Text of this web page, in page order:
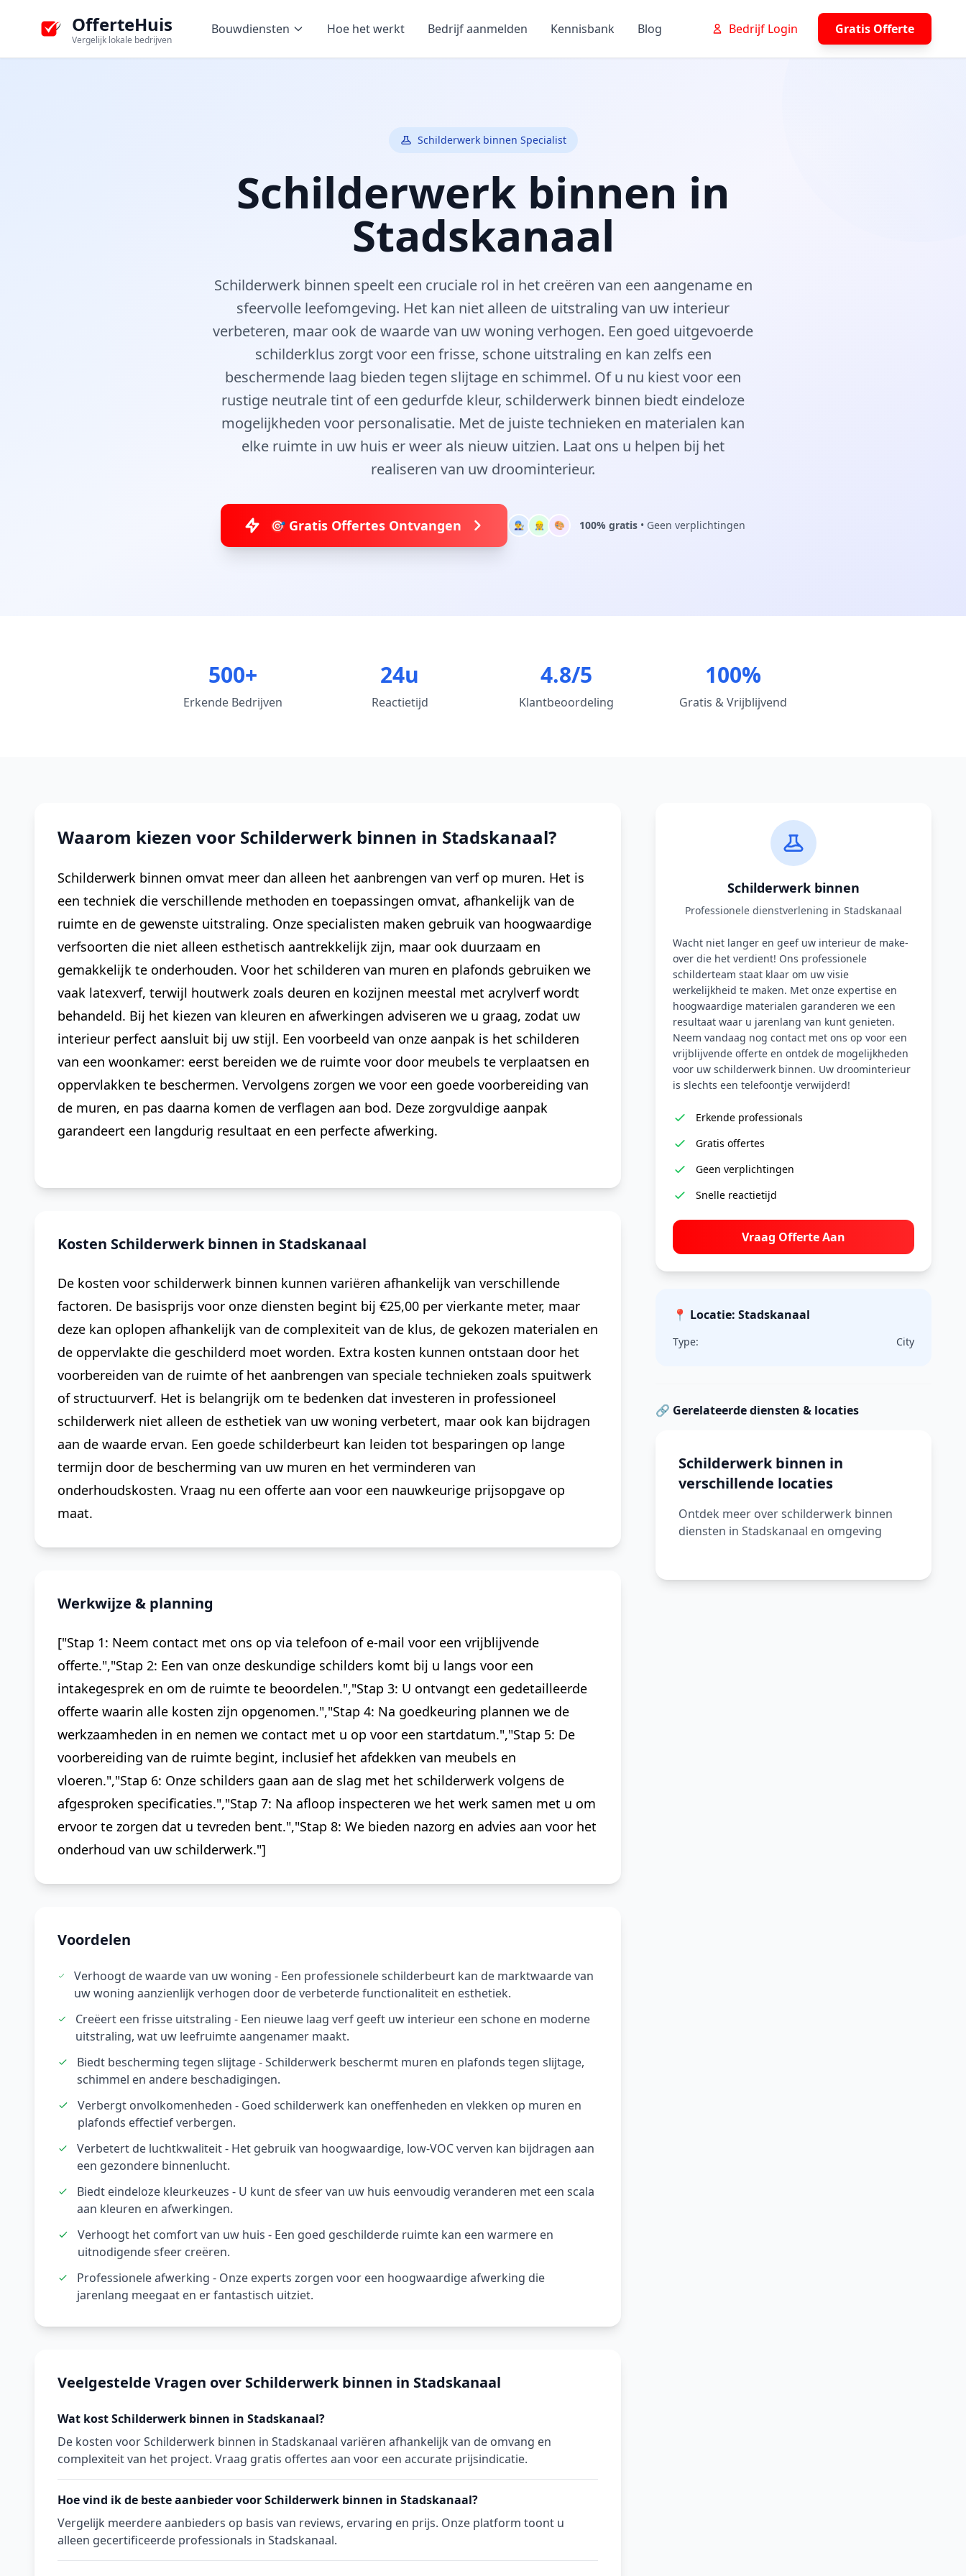
OfferteHuis
Vergelijk lokale bedrijven
Bouwdiensten Hoe het werkt Bedrijf aanmelden Kennisbank Blog Bedrijf Login Gratis Offerte
Schilderwerk binnen Specialist
Schilderwerk binnen in
Stadskanaal
Schilderwerk binnen speelt een cruciale rol in het creëren van een aangename en
sfeervolle leefomgeving. Het kan niet alleen de uitstraling van uw interieur
verbeteren, maar ook de waarde van uw woning verhogen. Een goed uitgevoerde
schilderklus zorgt voor een frisse, schone uitstraling en kan zelfs een
beschermende laag bieden tegen slijtage en schimmel. Of u nu kiest voor een
rustige neutrale tint of een gedurfde kleur, schilderwerk binnen biedt eindeloze
mogelijkheden voor personalisatie. Met de juiste technieken en materialen kan
elke ruimte in uw huis er weer als nieuw uitzien. Laat ons u helpen bij het
realiseren van uw droominterieur.
🎯 Gratis Offertes Ontvangen 👨‍🔧 👷 🎨 100% gratis • Geen verplichtingen
500+
Erkende Bedrijven
24u
Reactietijd
4.8/5
Klantbeoordeling
100%
Gratis & Vrijblijvend
Waarom kiezen voor Schilderwerk binnen in Stadskanaal?
Schilderwerk binnen omvat meer dan alleen het aanbrengen van verf op muren. Het is
een techniek die verschillende methoden en toepassingen omvat, afhankelijk van de
ruimte en de gewenste uitstraling. Onze specialisten maken gebruik van hoogwaardige
verfsoorten die niet alleen esthetisch aantrekkelijk zijn, maar ook duurzaam en
gemakkelijk te onderhouden. Voor het schilderen van muren en plafonds gebruiken we
vaak latexverf, terwijl houtwerk zoals deuren en kozijnen meestal met acrylverf wordt
behandeld. Bij het kiezen van kleuren en afwerkingen adviseren we u graag, zodat uw
interieur perfect aansluit bij uw stijl. Een voorbeeld van onze aanpak is het schilderen
van een woonkamer: eerst bereiden we de ruimte voor door meubels te verplaatsen en
oppervlakken te beschermen. Vervolgens zorgen we voor een goede voorbereiding van
de muren, en pas daarna komen de verflagen aan bod. Deze zorgvuldige aanpak
garandeert een langdurig resultaat en een perfecte afwerking.
Kosten Schilderwerk binnen in Stadskanaal
De kosten voor schilderwerk binnen kunnen variëren afhankelijk van verschillende
factoren. De basisprijs voor onze diensten begint bij €25,00 per vierkante meter, maar
deze kan oplopen afhankelijk van de complexiteit van de klus, de gekozen materialen en
de oppervlakte die geschilderd moet worden. Extra kosten kunnen ontstaan door het
voorbereiden van de ruimte of het aanbrengen van speciale technieken zoals spuitwerk
of structuurverf. Het is belangrijk om te bedenken dat investeren in professioneel
schilderwerk niet alleen de esthetiek van uw woning verbetert, maar ook kan bijdragen
aan de waarde ervan. Een goede schilderbeurt kan leiden tot besparingen op lange
termijn door de bescherming van uw muren en het verminderen van
onderhoudskosten. Vraag nu een offerte aan voor een nauwkeurige prijsopgave op
maat.
Werkwijze & planning
["Stap 1: Neem contact met ons op via telefoon of e-mail voor een vrijblijvende
offerte.","Stap 2: Een van onze deskundige schilders komt bij u langs voor een
intakegesprek en om de ruimte te beoordelen.","Stap 3: U ontvangt een gedetailleerde
offerte waarin alle kosten zijn opgenomen.","Stap 4: Na goedkeuring plannen we de
werkzaamheden in en nemen we contact met u op voor een startdatum.","Stap 5: De
voorbereiding van de ruimte begint, inclusief het afdekken van meubels en
vloeren.","Stap 6: Onze schilders gaan aan de slag met het schilderwerk volgens de
afgesproken specificaties.","Stap 7: Na afloop inspecteren we het werk samen met u om
ervoor te zorgen dat u tevreden bent.","Stap 8: We bieden nazorg en advies aan voor het
onderhoud van uw schilderwerk."]
Voordelen
Verhoogt de waarde van uw woning - Een professionele schilderbeurt kan de marktwaarde van
uw woning aanzienlijk verhogen door de verbeterde functionaliteit en esthetiek.
Creëert een frisse uitstraling - Een nieuwe laag verf geeft uw interieur een schone en moderne
uitstraling, wat uw leefruimte aangenamer maakt.
Biedt bescherming tegen slijtage - Schilderwerk beschermt muren en plafonds tegen slijtage,
schimmel en andere beschadigingen.
Verbergt onvolkomenheden - Goed schilderwerk kan oneffenheden en vlekken op muren en
plafonds effectief verbergen.
Verbetert de luchtkwaliteit - Het gebruik van hoogwaardige, low-VOC verven kan bijdragen aan
een gezondere binnenlucht.
Biedt eindeloze kleurkeuzes - U kunt de sfeer van uw huis eenvoudig veranderen met een scala
aan kleuren en afwerkingen.
Verhoogt het comfort van uw huis - Een goed geschilderde ruimte kan een warmere en
uitnodigende sfeer creëren.
Professionele afwerking - Onze experts zorgen voor een hoogwaardige afwerking die
jarenlang meegaat en er fantastisch uitziet.
Veelgestelde Vragen over Schilderwerk binnen in Stadskanaal
Wat kost Schilderwerk binnen in Stadskanaal?
De kosten voor Schilderwerk binnen in Stadskanaal variëren afhankelijk van de omvang en
complexiteit van het project. Vraag gratis offertes aan voor een accurate prijsindicatie.
Hoe vind ik de beste aanbieder voor Schilderwerk binnen in Stadskanaal?
Vergelijk meerdere aanbieders op basis van reviews, ervaring en prijs. Onze platform toont u
alleen gecertificeerde professionals in Stadskanaal.
Schilderwerk binnen
Professionele dienstverlening in Stadskanaal
Wacht niet langer en geef uw interieur de make-
over die het verdient! Ons professionele
schilderteam staat klaar om uw visie
werkelijkheid te maken. Met onze expertise en
hoogwaardige materialen garanderen we een
resultaat waar u jarenlang van kunt genieten.
Neem vandaag nog contact met ons op voor een
vrijblijvende offerte en ontdek de mogelijkheden
voor uw schilderwerk binnen. Uw droominterieur
is slechts een telefoontje verwijderd!
Erkende professionals
Gratis offertes
Geen verplichtingen
Snelle reactietijd
Vraag Offerte Aan
📍 Locatie: Stadskanaal
Type: City
🔗 Gerelateerde diensten & locaties
Schilderwerk binnen in
verschillende locaties
Ontdek meer over schilderwerk binnen
diensten in Stadskanaal en omgeving